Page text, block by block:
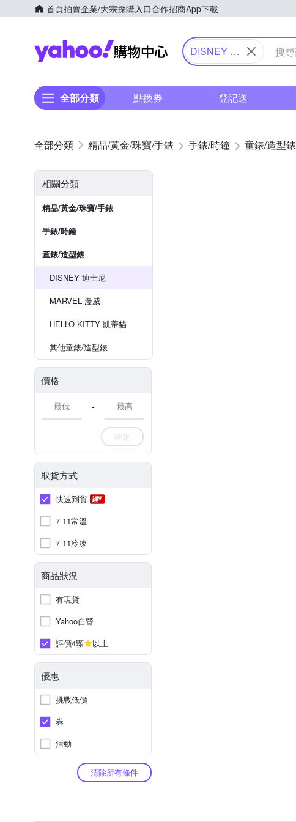
首頁拍賣企業/大宗採購入口合作招商App下載
Yahoo購物中心
DISNEY 迪
全部分類 點換券 登記送
精品/黃金/珠寶/手錶 手錶/時鐘 童錶/造型錶
相關分類
精品/黃金/珠寶/手錶
手錶/時鐘
童錶/造型錶
DISNEY 迪士尼
MARVEL 漫威
HELLO KITTY 凱蒂貓
其他童錶/造型錶
價格
-
確定
取貨方式
快速到貨
7-11常溫
7-11冷凍
商品狀況
有現貨
Yahoo自營
評價4顆
以上
優惠
挑戰低價
券
活動
清除所有條件